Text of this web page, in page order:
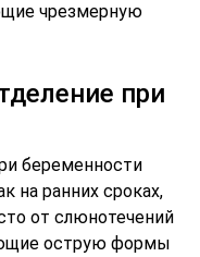
чрезмерную
при
беременности
на ранних сроках,
от слюнотечений
острую формы